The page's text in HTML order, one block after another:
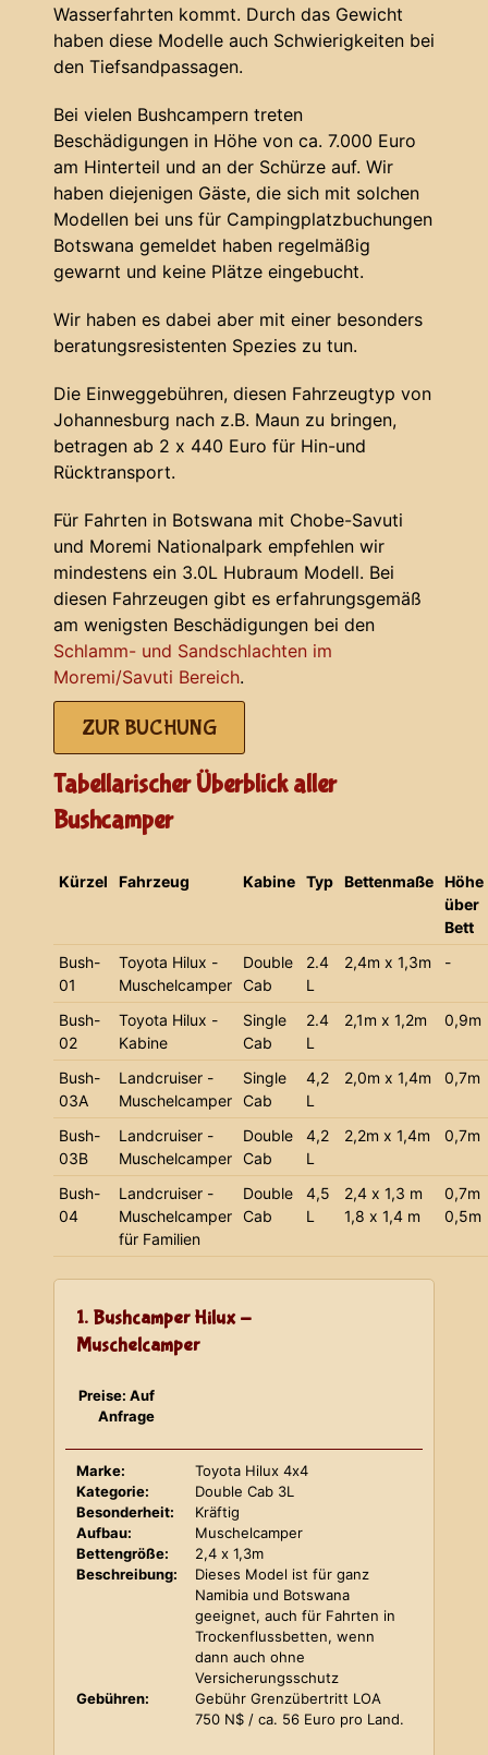
Wasserfahrten kommt. Durch das Gewicht
haben diese Modelle auch Schwierigkeiten bei
den Tiefsandpassagen.
Bei vielen Bushcampern treten
Beschädigungen in Höhe von ca. 7.000 Euro
am Hinterteil und an der Schürze auf. Wir
haben diejenigen Gäste, die sich mit solchen
Modellen bei uns für Campingplatzbuchungen
Botswana gemeldet haben regelmäßig
gewarnt und keine Plätze eingebucht.
Wir haben es dabei aber mit einer besonders
beratungsresistenten Spezies zu tun.
Die Einweggebühren, diesen Fahrzeugtyp von
Johannesburg nach z.B. Maun zu bringen,
betragen ab 2 x 440 Euro für Hin-und
Rücktransport.
Für Fahrten in Botswana mit Chobe-Savuti
und Moremi Nationalpark empfehlen wir
mindestens ein 3.0L Hubraum Modell. Bei
diesen Fahrzeugen gibt es erfahrungsgemäß
am wenigsten Beschädigungen bei den
Schlamm- und Sandschlachten im
Moremi/Savuti Bereich.
ZUR BUCHUNG
Tabellarischer Überblick aller
Bushcamper
Kürzel Fahrzeug Kabine Typ Bettenmaße Höhe
über
Bett
Bush-
01
Toyota Hilux -
Muschelcamper
Double
Cab
2.4
L
2,4m x 1,3m -
Bush-
02
Toyota Hilux -
Kabine
Single
Cab
2.4
L
2,1m x 1,2m 0,9m
Bush-
03A
Landcruiser -
Muschelcamper
Single
Cab
4,2
L
2,0m x 1,4m 0,7m
Bush-
03B
Landcruiser -
Muschelcamper
Double
Cab
4,2
L
2,2m x 1,4m 0,7m
Bush-
04
Landcruiser -
Muschelcamper
für Familien
Double
Cab
4,5
L
2,4 x 1,3 m
1,8 x 1,4 m
0,7m
0,5m
1. Bushcamper Hilux -
Muschelcamper
Preise: Auf
Anfrage
Marke:
Toyota Hilux 4x4
Kategorie:
Double Cab 3L
Besonderheit:
Kräftig
Aufbau:
Muschelcamper
Bettengröße:
2,4 x 1,3m
Beschreibung:
Dieses Model ist für ganz
Namibia und Botswana
geeignet, auch für Fahrten in
Trockenflussbetten, wenn
dann auch ohne
Versicherungsschutz
Gebühren:
Gebühr Grenzübertritt LOA
750 N$ / ca. 56 Euro pro Land.